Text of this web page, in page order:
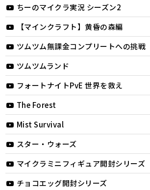
ちーのマイクラ実況 シーズン2
【マインクラフト】黄昏の森編
ツムツム無課金コンプリートへの挑戦
ツムツムランド
フォートナイトPvE 世界を救え
The Forest
Mist Survival
スター・ウォーズ
マイクラミニフィギュア開封シリーズ
チョコエッグ開封シリーズ